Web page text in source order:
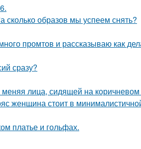
образов мы успеем снять?
промтов и рассказываю как
сразу?
лица, сидящей на
женщина стоит в
платье и гольфах.